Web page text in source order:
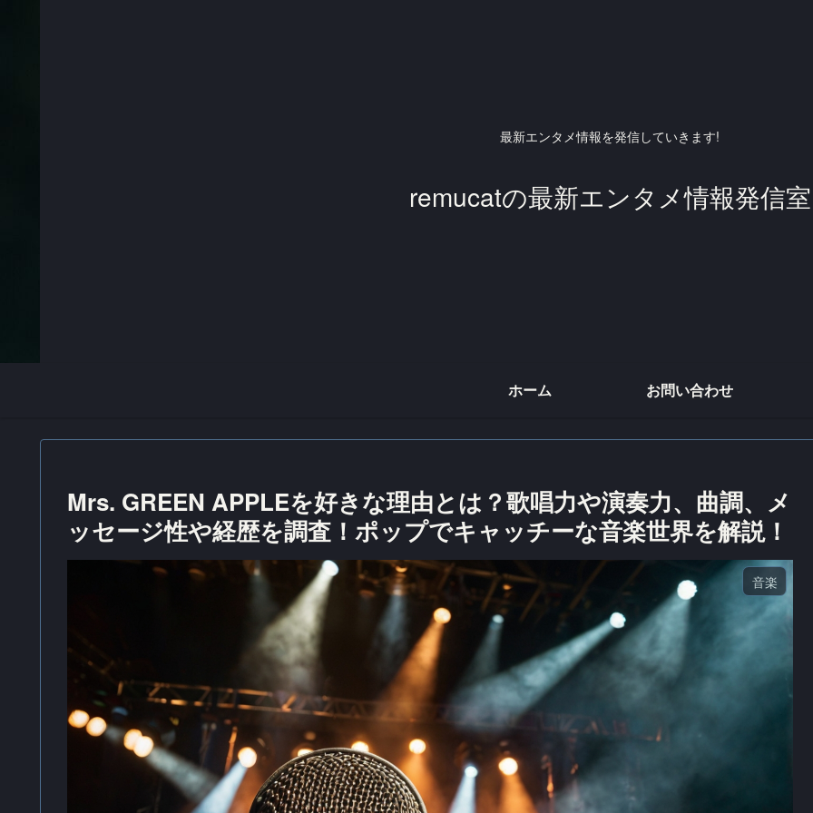
最新エンタメ情報を発信していきます!
remucatの最新エンタメ情報発信室
ホーム お問い合わせ
Mrs. GREEN APPLEを好きな理由とは？歌唱力や演奏力、曲調、メ
ッセージ性や経歴を調査！ポップでキャッチーな音楽世界を解説！
音楽